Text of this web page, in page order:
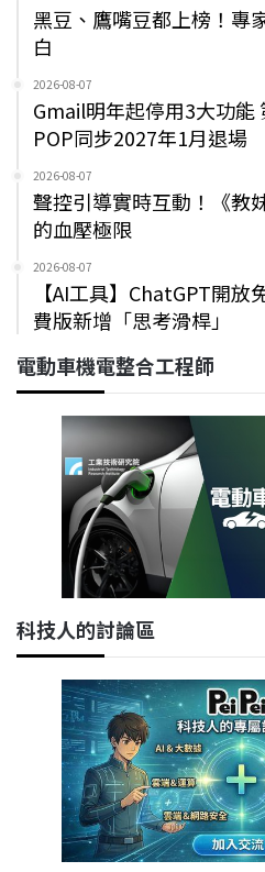
黑豆、鷹嘴豆都上榜！專
白
2026-08-07
Gmail明年起停用3大功能
POP同步2027年1月退場
2026-08-07
聲控引導實時互動！《教
的血壓極限
2026-08-07
【AI工具】ChatGPT開
費版新增「思考滑桿」
電動車機電整合工程師
科技人的討論區